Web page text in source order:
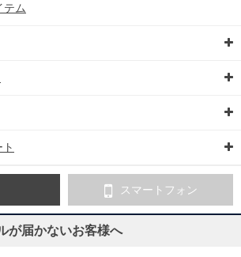
テム
スマートフォン
が届かないお客様へ